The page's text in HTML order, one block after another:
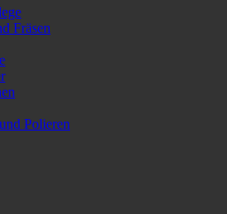
Fräsen
Polieren